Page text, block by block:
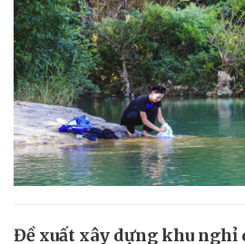
Đề xuất xây dựng khu nghỉ